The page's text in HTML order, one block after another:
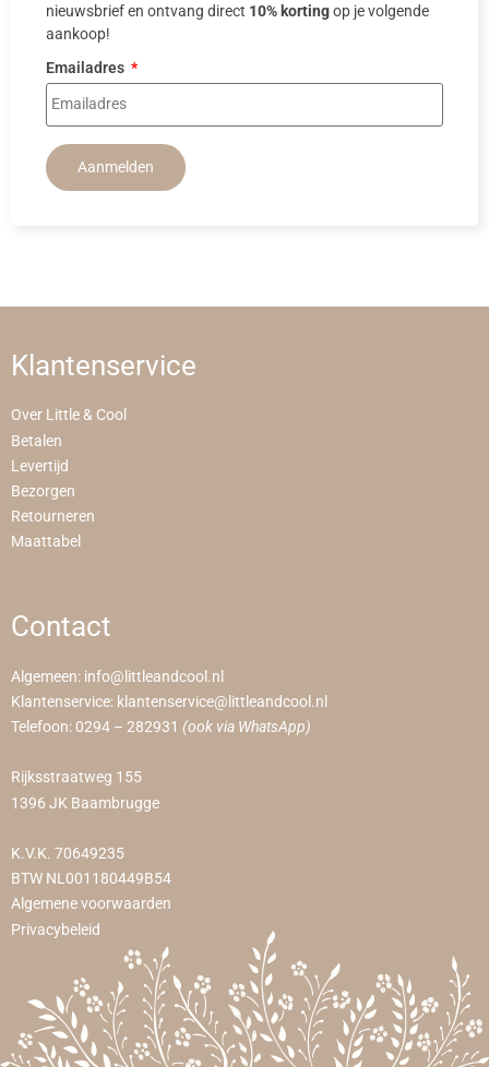
nieuwsbrief en ontvang direct 10% kortingop je volgende
aankoop!
Emailadres
Aanmelden
Klantenservice
Over Little & Cool
Betalen
Levertijd
Bezorgen
Retourneren
Maattabel
Contact
Algemeen: info@littleandcool.nl
Klantenservice: klantenservice@littleandcool.nl
Telefoon: 0294 – 282931 (ook via WhatsApp)
Rijksstraatweg 155
1396 JK Baambrugge
K.V.K. 70649235
BTW NL001180449B54
Algemene voorwaarden
Privacybeleid